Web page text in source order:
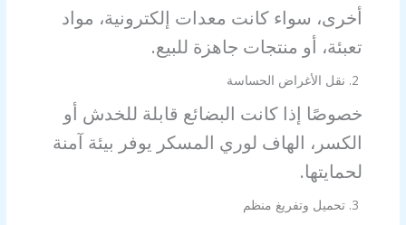
أخرى، سواء كانت معدات إلكترونية، مواد
تعبئة، أو منتجات جاهزة للبيع.
خصوصًا إذا كانت البضائع قابلة للخدش أو
الكسر، الهاف لوري المسكر يوفر بيئة آمنة
لحمايتها.